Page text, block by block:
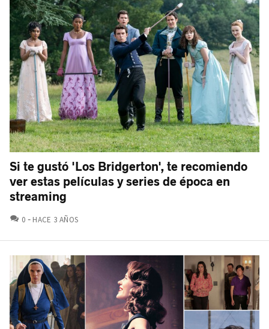
Si te gustó 'Los Bridgerton', te recomiendo
ver estas películas y series de época en
streaming
0 COMENTARIOS
HACE 3 AÑOS